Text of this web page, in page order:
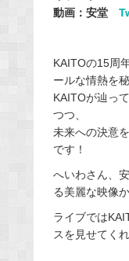
動画：安堂
KAITOの15周
ールな情熱を
KAITOが辿っ
つつ、
未来への決意
です！
へいわさん、
る美麗な映像
ライブでは
スを見せてく